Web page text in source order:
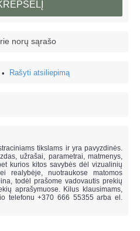
norų sąrašo
• Rašyti atsiliepimą
tikslams ir yra pavyzdinės.
užrašai, parametrai, matmenys,
kurios kitos savybės dėl vizualinių
realybėje, nuotraukose matomos
todėl prašome vadovautis prekių
aprašymuose. Kilus klausimams,
telefonu +370 666 55355 arba el.